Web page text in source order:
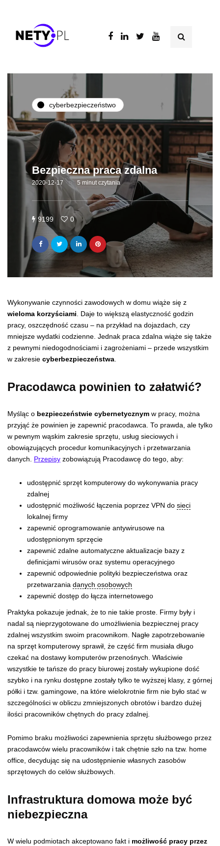
cyberbezpieczeństwo
Bezpieczna praca zdalna
2020-12-17 5 minut czytania
9199 0
Wykonywanie czynności zawodowych w domu wiąże się z
wieloma korzyściami. Daje to większą elastyczność godzin
pracy, oszczędność czasu – na przykład na dojazdach, czy
mniejsze wydatki codzienne. Jednak praca zdalna wiąże się także
z pewnymi niedogodnościami i zagrożeniami – przede wszystkim
w zakresie cyberbezpieczeństwa.
Pracodawca powinien to załatwić?
Myśląc o bezpieczeństwie cybernetycznym w pracy, można
przyjąć że powinien je zapewnić pracodawca. To prawda, ale tylko
w pewnym wąskim zakresie sprzętu, usług sieciowych i
obowiązujących procedur komunikacyjnych i przetwarzania
danych. Przepisy zobowiązują Pracodawcę do tego, aby:
udostępnić sprzęt komputerowy do wykonywania pracy
zdalnej
udostępnić możliwość łączenia poprzez VPN do sieci
lokalnej firmy
zapewnić oprogramowanie antywirusowe na
udostępnionym sprzęcie
zapewnić zdalne automatyczne aktualizacje bazy z
definicjami wirusów oraz systemu operacyjnego
zapewnić odpowiednie polityki bezpieczeństwa oraz
przetwarzania danych osobowych
zapewnić dostęp do łącza internetowego
Praktyka pokazuje jednak, że to nie takie proste. Firmy były i
nadal są nieprzygotowane do umożliwienia bezpiecznej pracy
zdalnej wszystkim swoim pracownikom. Nagłe zapotrzebowanie
na sprzęt komputerowy sprawił, że część firm musiała długo
czekać na dostawy komputerów przenośnych. Właściwie
wszystkie te tańsze do pracy biurowej zostały wykupione dość
szybko i na rynku dostępne zostały tylko te wyższej klasy, z górnej
półki i tzw. gamingowe, na które wielokrotnie firm nie było stać w
szczególności w obliczu zmniejszonych obrotów i bardzo dużej
ilości pracowników chętnych do pracy zdalnej.
Pomimo braku możliwości zapewnienia sprzętu służbowego przez
pracodawców wielu pracowników i tak chętnie szło na tzw. home
office, decydując się na udostępnienie własnych zasobów
sprzętowych do celów służbowych.
Infrastruktura domowa może być
niebezpieczna
W wielu podmiotach akceptowano fakt i możliwość pracy przez